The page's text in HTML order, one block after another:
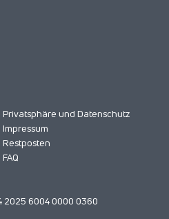
Privatsphäre und Datenschutz
Impressum
Restposten
FAQ
2025 6004 0000 0360